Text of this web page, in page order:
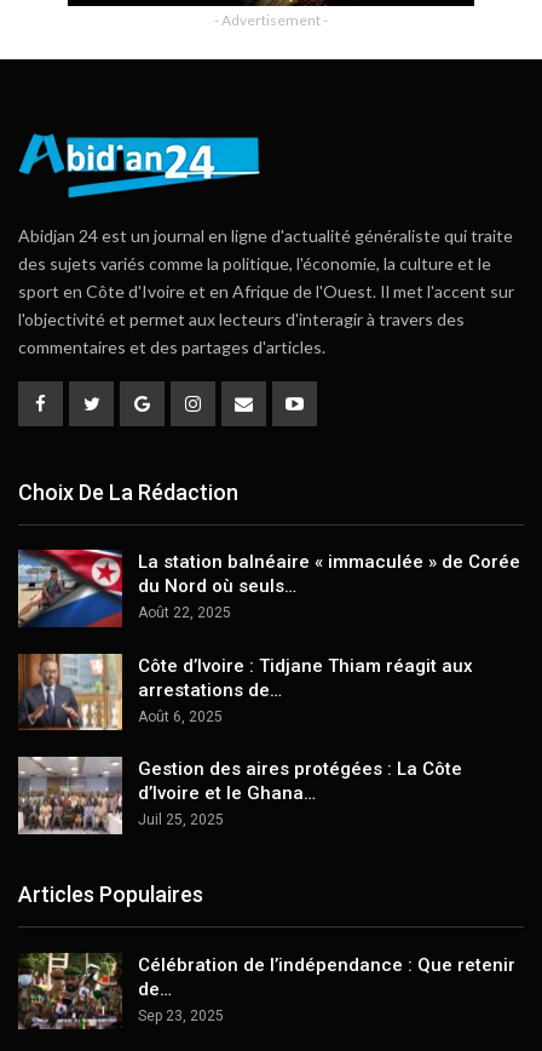
- Advertisement -
Abidjan 24 est un journal en ligne d'actualité généraliste qui traite
des sujets variés comme la politique, l'économie, la culture et le
sport en Côte d'Ivoire et en Afrique de l'Ouest. Il met l'accent sur
l'objectivité et permet aux lecteurs d'interagir à travers des
commentaires et des partages d'articles.
Choix De La Rédaction
La station balnéaire « immaculée » de Corée
du Nord où seuls…
Août 22, 2025
Côte d’Ivoire : Tidjane Thiam réagit aux
arrestations de…
Août 6, 2025
Gestion des aires protégées : La Côte
d’Ivoire et le Ghana…
Juil 25, 2025
Articles Populaires
Célébration de l’indépendance : Que retenir
de…
Sep 23, 2025